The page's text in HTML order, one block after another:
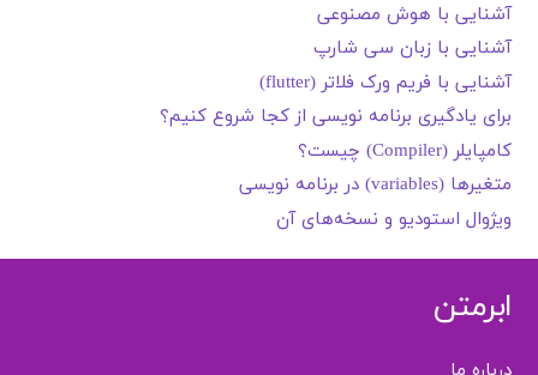
آشنایی با هوش مصنوعی
آشنایی با زبان سی شارپ
آشنایی با فریم ورک فلاتر (flutter)
برای یادگیری برنامه نویسی از کجا شروع کنیم؟
کامپایلر (Compiler) چیست؟
متغیرها (variables) در برنامه نویسی
ویژوال استودیو و نسخه‌های آن
ابرمتن